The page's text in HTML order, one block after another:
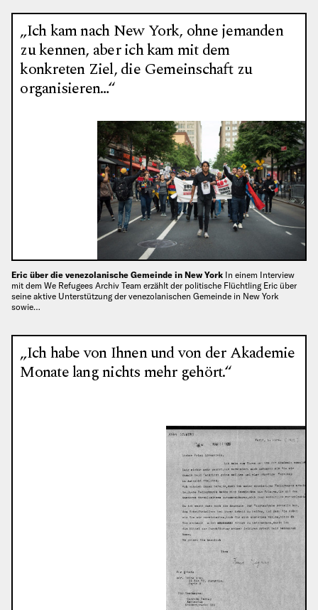
„Ich kam nach New York, ohne jemanden
zu kennen, aber ich kam mit dem
konkreten Ziel, die Gemeinschaft zu
organisieren…“
Eric über die venezolanische Gemeinde in New York In einem Interview
mit dem We Refugees Archiv Team erzählt der politische Flüchtling Eric über
seine aktive Unterstützung der venezolanischen Gemeinde in New York
sowie…
„Ich habe von Ihnen und von der Akademie
Monate lang nichts mehr gehört.“